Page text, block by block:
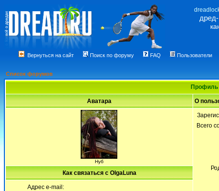
Вернуться на сайт Поиск по форуму FAQ Пользователи
Список форумов
Профиль
Аватара О
Нуб
Всего
Как связаться с OlgaLuna
Адрес e-mail: